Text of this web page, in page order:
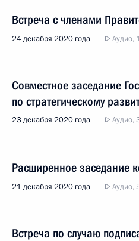
Встреча с членами
24 декабря 2020 года Аудио,
Совместное заседание
по стратегическому
23 декабря 2020 года Аудио,
Расширенное заседание
21 декабря 2020 года Аудио,
Встреча по случаю